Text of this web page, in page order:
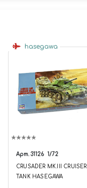
hasegawa
Арт. 31126 1/72
CRUSADER MK.III CRUISER
TANK HASEGAWA